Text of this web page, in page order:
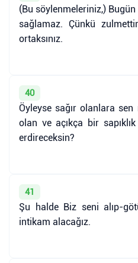
(Bu söylenmeleriniz,)
sağlamaz. Çünkü
ortaksınız.
40
Öyleyse sağır olanlara
olan ve açıkça bir
erdireceksin?
41
Şu halde Biz seni alıp-
intikam alacağız.